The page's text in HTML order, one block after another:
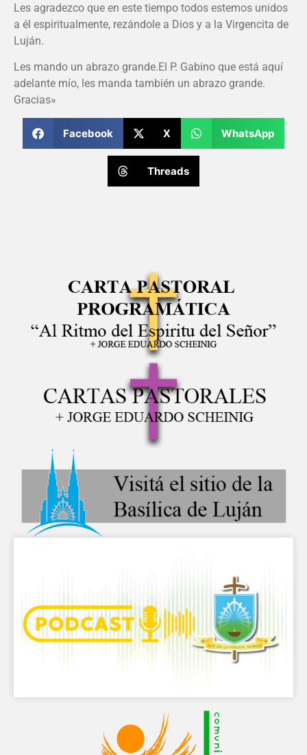
Les agradezco que en este tiempo todos estemos unidos
a él espiritualmente, rezándole a Dios y a la Virgencita de
Luján.
Les mando un abrazo grande.El P. Gabino que está aquí
adelante mío, les manda también un abrazo grande.
Gracias»
Facebook X WhatsApp
Threads